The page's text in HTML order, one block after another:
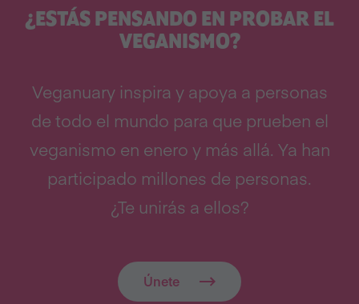
¿ESTÁS PENSANDO EN PROBAR EL
VEGANISMO?
Veganuary inspira y apoya a personas
de todo el mundo para que prueben el
veganismo en enero y más allá. Ya han
participado millones de personas.
¿Te unirás a ellos?
Únete